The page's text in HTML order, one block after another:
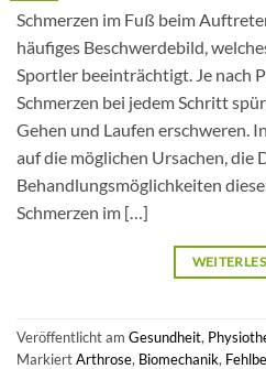
Schmerzen im Fuß beim
häufiges Beschwerdebild,
Sportler beeinträchtigt. Je nach
Schmerzen bei jedem Schritt
Gehen und Laufen erschweren.
auf die möglichen Ursachen, die
Behandlungsmöglichkeiten
Schmerzen im […]
Veröffentlicht am Gesundheit,
MarkiertArthrose, Biomechanik,